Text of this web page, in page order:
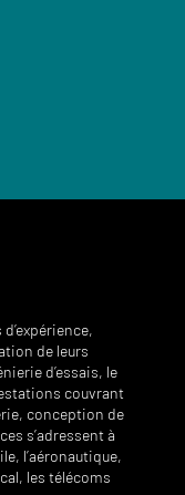
de leurs
d’essais, le
couvrant
conception de
s’adressent à
l’aéronautique,
les télécoms